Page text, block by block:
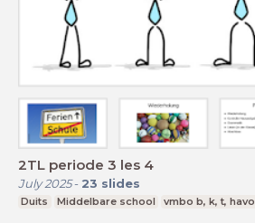
2TL periode 3 les 4
July 2025- 23 slides
Duits Middelbare school vmbo b, k, t, havo